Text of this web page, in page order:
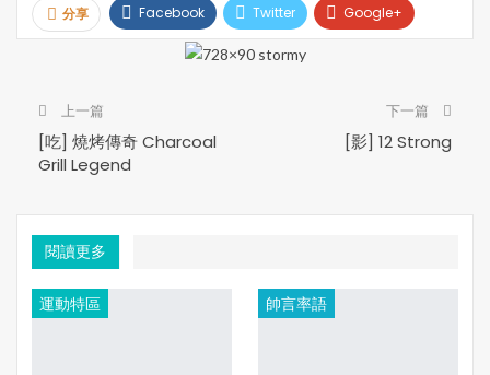
分享 Facebook Twitter Google+
Pinterest Email
上一篇
[吃] 燒烤傳奇 Charcoal
Grill Legend
下一篇
[影] 12 Strong
閱讀更多
運動特區 帥言率語